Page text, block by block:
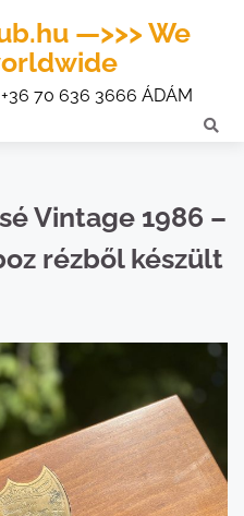
—>>> We
70 636 3666 ÁDÁM
Vintage 1986 –
rézből készült